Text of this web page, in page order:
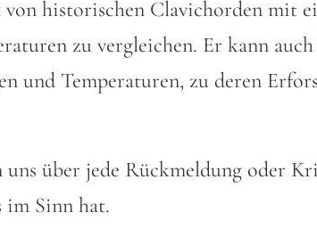
von historischen Clavichorden mit
zu vergleichen. Er kann
und Temperaturen, zu deren
über jede Rückmeldung oder
im Sinn hat.